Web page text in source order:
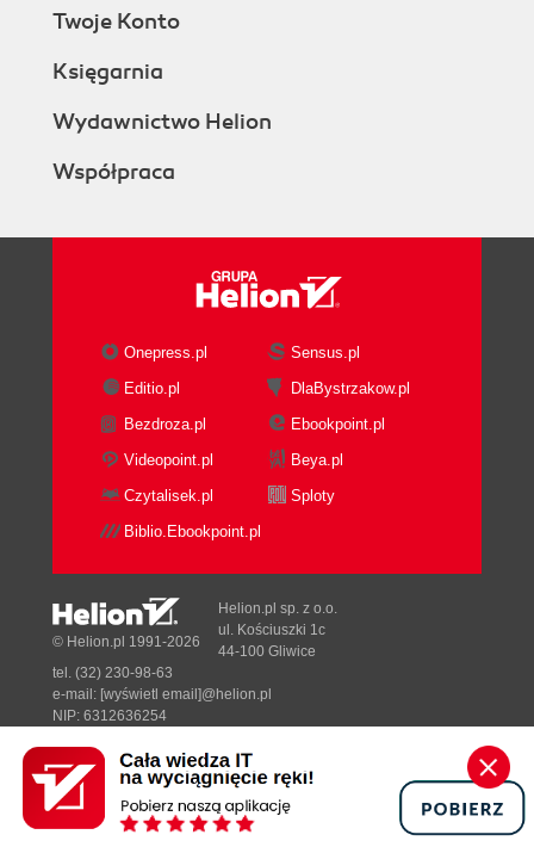
Twoje Konto
Księgarnia
Wydawnictwo Helion
Współpraca
Onepress.pl
Sensus.pl
Editio.pl
DlaBystrzakow.pl
Bezdroza.pl
Ebookpoint.pl
Videopoint.pl
Beya.pl
Czytalisek.pl
Sploty
Biblio.Ebookpoint.pl
Designed with ♥ byTonik.pl
© Helion.pl 1991-2026
Helion.pl sp. z o.o.
ul. Kościuszki 1c
44-100 Gliwice
tel. (32) 230-98-63
e-mail: [wyświetl email]@helion.pl
NIP: 6312636254
Pełna wersja strony »